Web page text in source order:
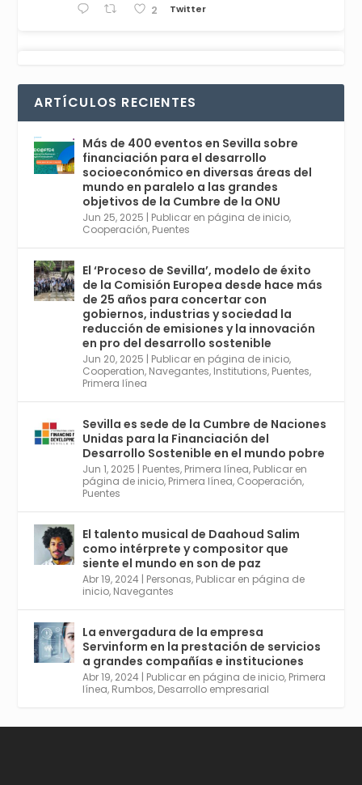
2 Twitter
r
comienza en Sevilla este lunes 2 con la
Conferencia Internacional sobre Catálisis, y
con el Congreso de Parasitología. Del día 3 al
6, Congreso de Metodología de Ciencias
Sociales y la Salud; y los días 5 y 6 Jornadas
de Economía Industrial.
4
1 2 Twitter
Avata
r
Sevilla World @worldsevilla ·
21 May 2024
Conoce a @mvbim, la empresa sevillana
que ha sido pionera en España en el uso de
la tecnología BIM para digitalizar e
industrializar la arquitectura y la
construcción. Ver su dimensión
internacional en el reportaje de
@juanluispavon1 en @elCorreoWeb :
https://tinyurl.com/yfa2h55p
2 6 Twitter
Avata
Sevilla World @worldsevilla ·
30 Abr 2024
Aprovéchalo si vives en Sevilla capital o
provincia. Curso gratuito en Internet de las
Cosas, Inteligencia Artificial y Smart Cities
plazo acaba el 2 de mayo. Dota de gran
empleabilidad. Ver y enlace a inscripción:
https://tinyurl.com/yu5xhwjr
ARTÍCULOS RECIENTES
Más de 400 eventos en Sevilla sobre
financiación para el desarrollo
socioeconómico en diversas áreas del
mundo en paralelo a las grandes
objetivos de la Cumbre de la ONU
Jun 25, 2025 | Publicar en página de inicio,
Cooperación, Puentes
El ‘Proceso de Sevilla’, modelo de éxito
de la Comisión Europea desde hace más
de 25 años para concertar con
gobiernos, industrias y sociedad la
reducción de emisiones y la innovación
en pro del desarrollo sostenible
Jun 20, 2025 | Publicar en página de inicio,
Cooperation, Navegantes, Institutions, Puentes,
Primera línea
Sevilla es sede de la Cumbre de Naciones
Unidas para la Financiación del
Desarrollo Sostenible en el mundo pobre
Jun 1, 2025 | Puentes, Primera línea, Publicar en
página de inicio, Primera línea, Cooperación,
Puentes
El talento musical de Daahoud Salim
como intérprete y compositor que
siente el mundo en son de paz
Abr 19, 2024 | Personas, Publicar en página de
inicio, Navegantes
La envergadura de la empresa
Servinform en la prestación de servicios
a grandes compañías e instituciones
Abr 19, 2024 | Publicar en página de inicio, Primera
línea, Rumbos, Desarrollo empresarial